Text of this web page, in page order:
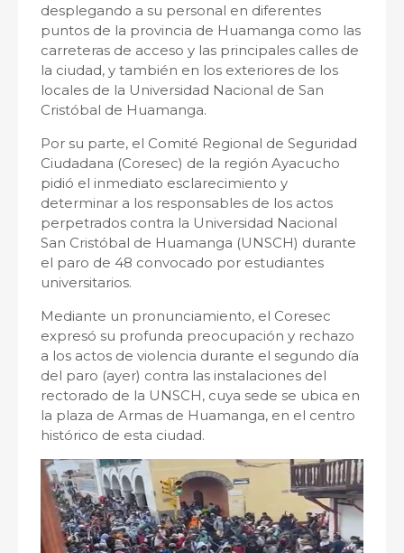
desplegando a su personal en diferentes
puntos de la provincia de Huamanga como las
carreteras de acceso y las principales calles de
la ciudad, y también en los exteriores de los
locales de la Universidad Nacional de San
Cristóbal de Huamanga.
Por su parte, el Comité Regional de Seguridad
Ciudadana (Coresec) de la región Ayacucho
pidió el inmediato esclarecimiento y
determinar a los responsables de los actos
perpetrados contra la Universidad Nacional
San Cristóbal de Huamanga (UNSCH) durante
el paro de 48 convocado por estudiantes
universitarios.
Mediante un pronunciamiento, el Coresec
expresó su profunda preocupación y rechazo
a los actos de violencia durante el segundo día
del paro (ayer) contra las instalaciones del
rectorado de la UNSCH, cuya sede se ubica en
la plaza de Armas de Huamanga, en el centro
histórico de esta ciudad.